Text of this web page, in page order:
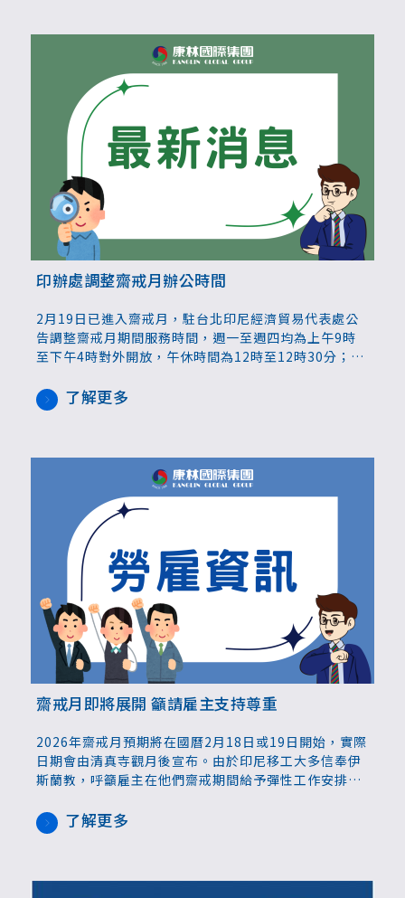
印辦處調整齋戒月辦公時間
2月19日已進入齋戒月，駐台北印尼經濟貿易代表處公
告調整齋戒月期間服務時間，週一至週四均為上午9時
至下午4時對外開放，午休時間為12時至12時30分；週
午休。提醒仲介業者及洽公民眾留意。
了解更多
齋戒月即將展開 籲請雇主支持尊重
2026年齋戒月預期將在國曆2月18日或19日開始，實際
日期會由清真寺觀月後宣布。由於印尼移工大多信奉伊
斯蘭教，呼籲雇主在他們齋戒期間給予彈性工作安排，
藉。 了解更多